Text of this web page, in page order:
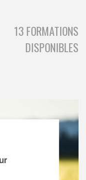
13 FORMATIONS
DISPONIBLES